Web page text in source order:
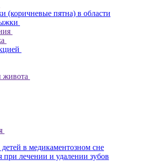
(коричневые пятна) в области
живота
в медикаментозном сне
при лечении и удалении зубов